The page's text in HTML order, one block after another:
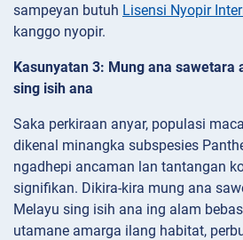
sampeyan butuh Lisensi Nyopir
kanggo nyopir.
Kasunyatan 3: Mung ana sawetara
sing isih ana
Saka perkiraan anyar, populasi
dikenal minangka subspesies
ngadhepi ancaman lan tantangan
signifikan. Dikira-kira mung ana
Melayu sing isih ana ing alam
utamane amarga ilang habitat,